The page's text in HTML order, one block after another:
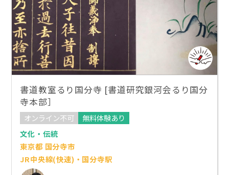
書道教室るり国分寺 [書道研究銀河会るり国分
寺本部］
オンライン不可
無料体験あり
文化・伝統
東京都 国分寺市
JR中央線(快速)・国分寺駅